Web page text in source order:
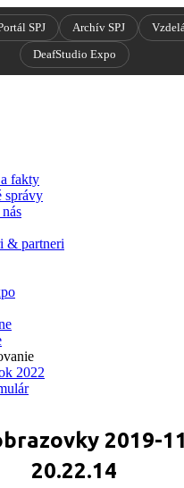
SPJ Archív SPJ
DeafStudio Expo
fakty
správy
& partneri
2022
2019-
20.22.14